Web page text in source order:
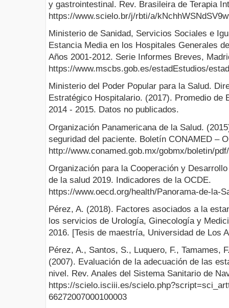
y gastrointestinal. Rev. Brasileira de Terapia
https://www.scielo.br/j/rbti/a/
Ministerio de Sanidad, Servicios Sociales e
Estancia Media en los Hospitales Generales
Años 2001-2012. Serie Informes Breves,
https://www.mscbs.gob.es/estadEstudios/
Ministerio del Poder Popular para la Salud.
Estratégico Hospitalario. (2017). Promedio de
2014 - 2015. Datos no publicados.
Organización Panamericana de la Salud.
seguridad del paciente. Boletín CONAMED –
http://www.conamed.gob.mx/gobmx/boletin/
Organización para la Cooperación y
de la salud 2019. Indicadores de la OCDE.
https://www.oecd.org/health/Panorama-de-la-
Pérez, A. (2018). Factores asociados a la
los servicios de Urología, Ginecología y
2016. [Tesis de maestría, Universidad de Los
Pérez, A., Santos, S., Luquero, F., Tamames,
(2007). Evaluación de la adecuación de las
nivel. Rev. Anales del Sistema Sanitario de
https://scielo.isciii.es/
66272007000100003